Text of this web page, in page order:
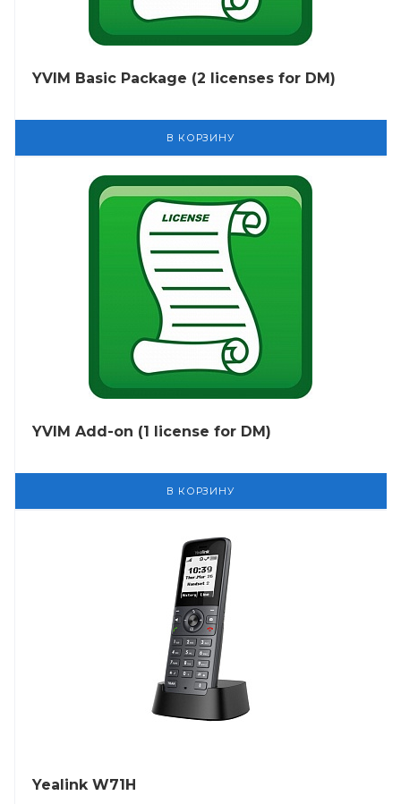
YVIM Basic Package (2 licenses for DM)
В КОРЗИНУ
YVIM Add-on (1 license for DM)
В КОРЗИНУ
Yealink W71H